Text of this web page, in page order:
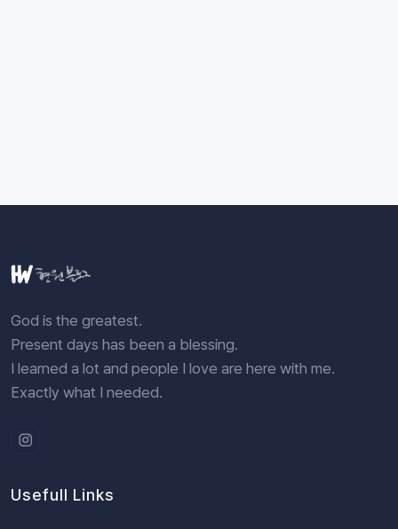
God is the greatest.
Present days has been a blessing.
I learned a lot and people I love are here with me.
Exactly what I needed.
Usefull Links